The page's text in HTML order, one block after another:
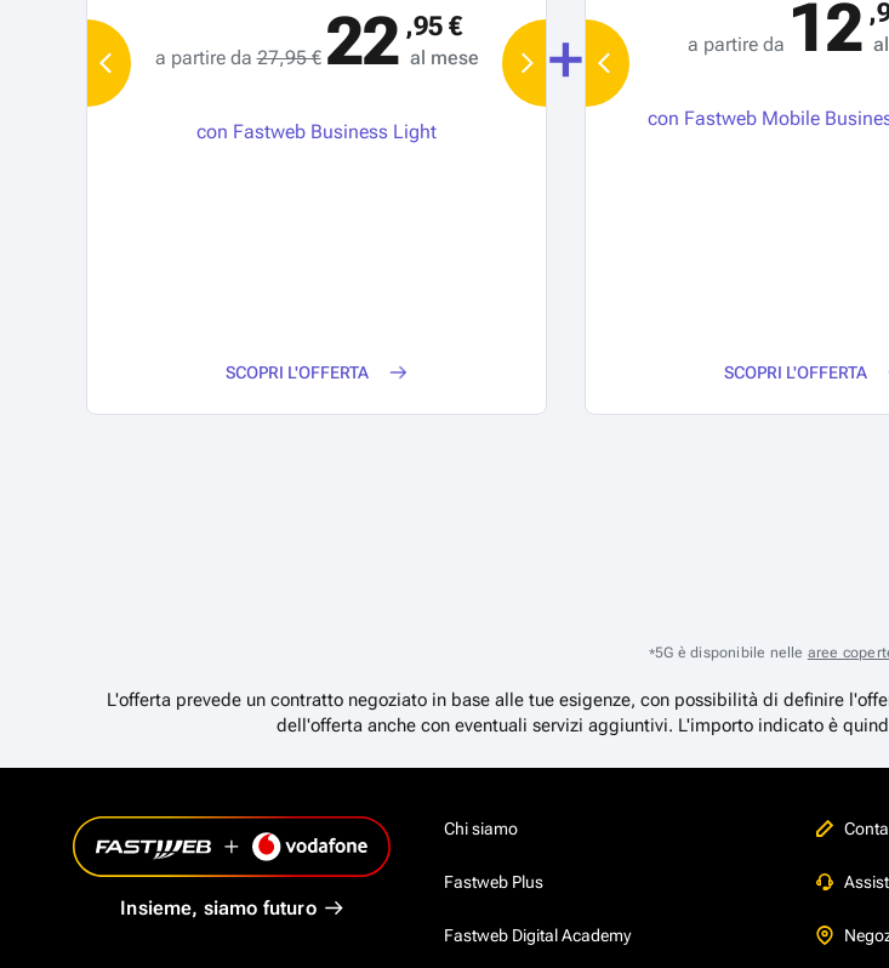
a partire da27,95 € 22 ,95 €
al mese
con Fastweb Business Light
SCOPRI L'OFFERTA
a partire da 31,95 € 26 ,95 €
al mese
con Fastweb Business
SCOPRI L'OFFERTA
+ a partire da 12
con Fastweb Mobile
SCOPRI L'OFFERTA
*5G è disponibile nelle aree
L'offerta prevede un contratto negoziato in base alle tue esigenze, con possibilità di definire
dell'offerta anche con eventuali servizi aggiuntivi. L'importo indicato è
Insieme, siamo futuro
Chi siamo
Fastweb Plus
Fastweb Digital Academy